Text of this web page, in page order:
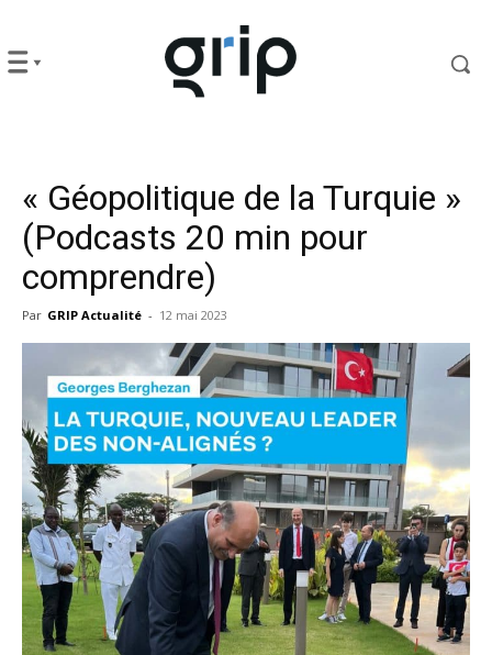
« Géopolitique de la Turquie »
(Podcasts 20 min pour
comprendre)
Par GRIP Actualité - 12 mai 2023